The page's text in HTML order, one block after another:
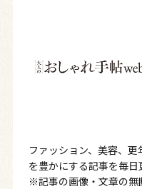
ファッション、美容、
を豊かにする記事を毎日
※記事の画像・文章の無